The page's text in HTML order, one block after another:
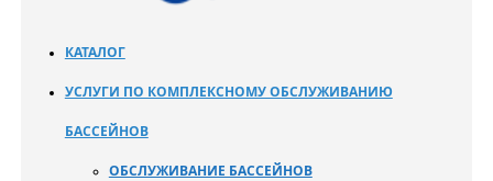
КАТАЛОГ
УСЛУГИ ПО КОМПЛЕКСНОМУ ОБСЛУЖИВАНИЮ
БАССЕЙНОВ
ОБСЛУЖИВАНИЕ БАССЕЙНОВ